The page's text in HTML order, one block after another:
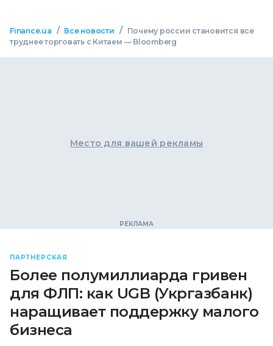
Finance.ua / Все новости /
Почему россии становится все
труднее торговать с Китаем — Bloomberg
Место для вашей рекламы
ПАРТНЕРСКАЯ
Более полумиллиарда гривен
для ФЛП: как UGB (Укргазбанк)
наращивает поддержку малого
бизнеса